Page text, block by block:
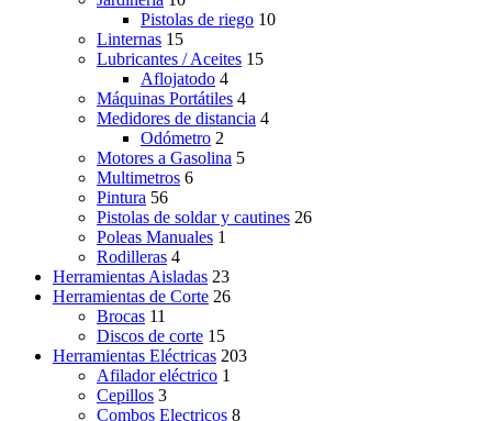
Pistolas de riego 10
Linternas 15
Lubricantes / Aceites 15
Aflojatodo 4
Máquinas Portátiles 4
Medidores de distancia 4
Odómetro 2
Motores a Gasolina 5
Multimetros 6
Pintura 56
Pistolas de soldar y cautines 26
Poleas Manuales 1
Rodilleras 4
Herramientas Aisladas 23
Herramientas de Corte 26
Brocas 11
Discos de corte 15
Herramientas Eléctricas 203
Afilador eléctrico 1
Cepillos 3
Combos Electricos 8